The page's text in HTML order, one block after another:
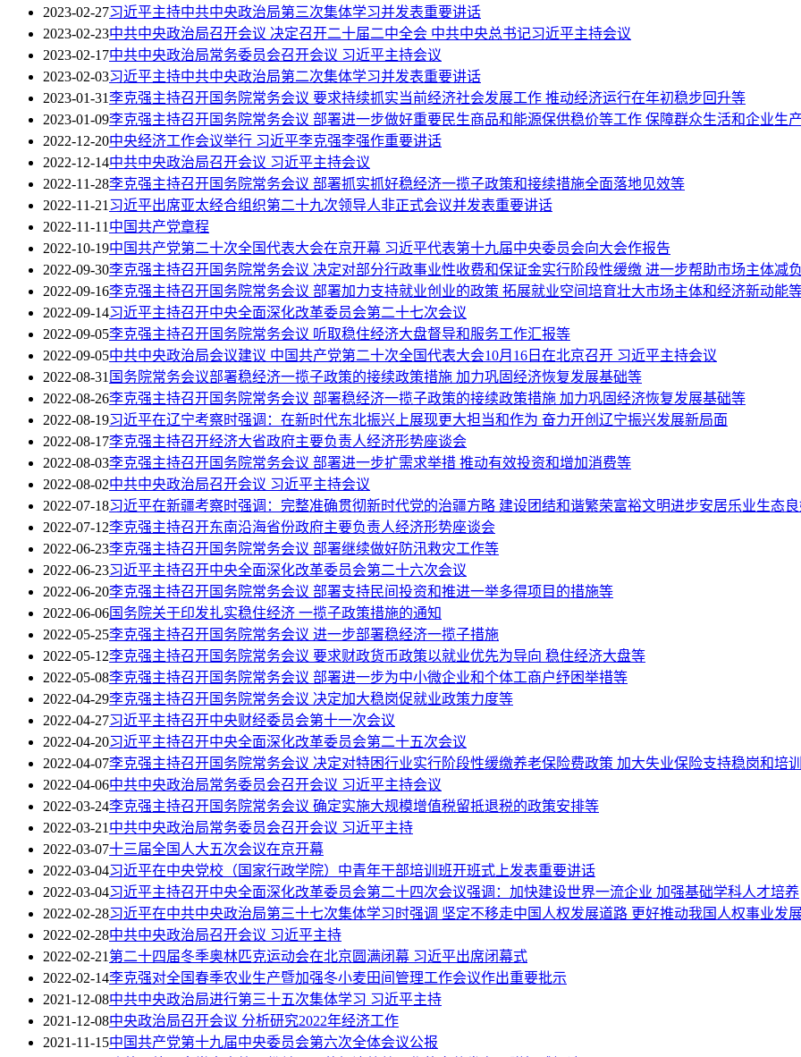
2023-02-27习近平主持中共中央政治局第三次集体学习并发表重要讲话
2023-02-23中共中央政治局召开会议 决定召开二十届二中全会 中共中央总书记习近平主持会议
2023-02-17中共中央政治局常务委员会召开会议 习近平主持会议
2023-02-03习近平主持中共中央政治局第二次集体学习并发表重要讲话
2023-01-31李克强主持召开国务院常务会议 要求持续抓实当前经济社会发展工作 推动经济运行在年初稳步回升等
2023-01-09李克强主持召开国务院常务会议 部署进一步做好重要民生商品和能源保供稳价等工作 保障群众生活和企业生
2022-12-20中央经济工作会议举行 习近平李克强李强作重要讲话
2022-12-14中共中央政治局召开会议 习近平主持会议
2022-11-28李克强主持召开国务院常务会议 部署抓实抓好稳经济一揽子政策和接续措施全面落地见效等
2022-11-21习近平出席亚太经合组织第二十九次领导人非正式会议并发表重要讲话
2022-11-11中国共产党章程
2022-10-19中国共产党第二十次全国代表大会在京开幕 习近平代表第十九届中央委员会向大会作报告
2022-09-30李克强主持召开国务院常务会议 决定对部分行政事业性收费和保证金实行阶段性缓缴 进一步帮助市场主体减
2022-09-16李克强主持召开国务院常务会议 部署加力支持就业创业的政策 拓展就业空间培育壮大市场主体和经济新动能
2022-09-14习近平主持召开中央全面深化改革委员会第二十七次会议
2022-09-05李克强主持召开国务院常务会议 听取稳住经济大盘督导和服务工作汇报等
2022-09-05中共中央政治局会议建议 中国共产党第二十次全国代表大会10月16日在北京召开 习近平主持会议
2022-08-31 国务院常务会议部署稳经济一揽子政策的接续政策措施 加力巩固经济恢复发展基础等
2022-08-26李克强主持召开国务院常务会议 部署稳经济一揽子政策的接续政策措施 加力巩固经济恢复发展基础等
2022-08-19习近平在辽宁考察时强调：在新时代东北振兴上展现更大担当和作为 奋力开创辽宁振兴发展新局面
2022-08-17李克强主持召开经济大省政府主要负责人经济形势座谈会
2022-08-03李克强主持召开国务院常务会议 部署进一步扩需求举措 推动有效投资和增加消费等
2022-08-02中共中央政治局召开会议 习近平主持会议
2022-07-18习近平在新疆考察时强调：完整准确贯彻新时代党的治疆方略 建设团结和谐繁荣富裕文明进步安居乐业生态
2022-07-12李克强主持召开东南沿海省份政府主要负责人经济形势座谈会
2022-06-23李克强主持召开国务院常务会议 部署继续做好防汛救灾工作等
2022-06-23习近平主持召开中央全面深化改革委员会第二十六次会议
2022-06-20李克强主持召开国务院常务会议 部署支持民间投资和推进一举多得项目的措施等
2022-06-06国务院关于印发扎实稳住经济 一揽子政策措施的通知
2022-05-25李克强主持召开国务院常务会议 进一步部署稳经济一揽子措施
2022-05-12李克强主持召开国务院常务会议 要求财政货币政策以就业优先为导向 稳住经济大盘等
2022-05-08李克强主持召开国务院常务会议 部署进一步为中小微企业和个体工商户纾困举措等
2022-04-29李克强主持召开国务院常务会议 决定加大稳岗促就业政策力度等
2022-04-27习近平主持召开中央财经委员会第十一次会议
2022-04-20习近平主持召开中央全面深化改革委员会第二十五次会议
2022-04-07李克强主持召开国务院常务会议 决定对特困行业实行阶段性缓缴养老保险费政策 加大失业保险支持稳岗和培
2022-04-06中共中央政治局常务委员会召开会议 习近平主持会议
2022-03-24李克强主持召开国务院常务会议 确定实施大规模增值税留抵退税的政策安排等
2022-03-21中共中央政治局常务委员会召开会议 习近平主持
2022-03-07十三届全国人大五次会议在京开幕
2022-03-04习近平在中央党校（国家行政学院）中青年干部培训班开班式上发表重要讲话
2022-03-04习近平主持召开中央全面深化改革委员会第二十四次会议强调：加快建设世界一流企业 加强基础学科人才培养
2022-02-28习近平在中共中央政治局第三十七次集体学习时强调 坚定不移走中国人权发展道路 更好推动我国人权事业发
2022-02-28中共中央政治局召开会议 习近平主持
2022-02-21第二十四届冬季奥林匹克运动会在北京圆满闭幕 习近平出席闭幕式
2022-02-14李克强对全国春季农业生产暨加强冬小麦田间管理工作会议作出重要批示
2021-12-08中共中央政治局进行第三十五次集体学习 习近平主持
2021-12-08中央政治局召开会议 分析研究2022年经济工作
2021-11-15中国共产党第十九届中央委员会第六次全体会议公报